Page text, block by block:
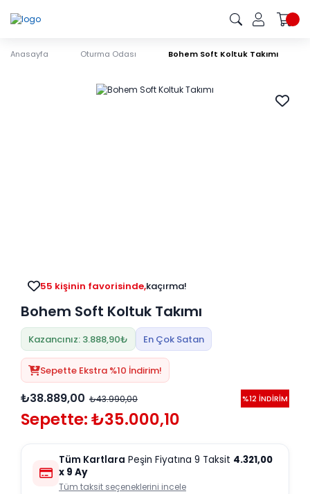
Anasayfa Oturma Odası Bohem Soft Koltuk Takımı
103 kişinin sepetinde,kaçırma!
Bohem Soft Koltuk Takımı
Kazancınız: 3.888,90₺ En Çok Satan
Sepette Ekstra %10 İndirim!
₺38.889,00 ₺43.990,00 %12 İNDİRİM
Sepette: ₺35.000,10
Tüm Kartlara Peşin Fiyatına 9 Taksit 4.321,00
x 9 Ay
Tüm taksit seçeneklerini incele